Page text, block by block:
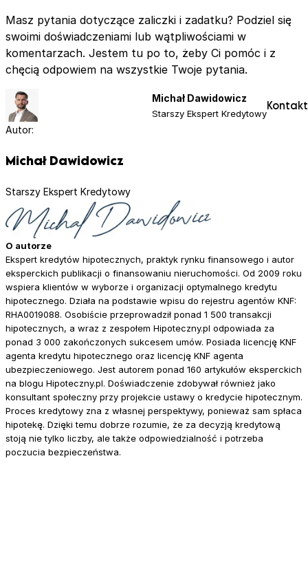
Masz pytania dotyczące zaliczki i zadatku? Podziel się
swoimi doświadczeniami lub wątpliwościami w
komentarzach. Jestem tu po to, żeby Ci pomóc i z
chęcią odpowiem na wszystkie Twoje pytania.
Michał Dawidowicz
Starszy Ekspert Kredytowy
Kontakt
Autor:
Michał Dawidowicz
Starszy Ekspert Kredytowy
O autorze
Ekspert kredytów hipotecznych, praktyk rynku finansowego i autor
eksperckich publikacji o finansowaniu nieruchomości. Od 2009 roku
wspiera klientów w wyborze i organizacji optymalnego kredytu
hipotecznego. Działa na podstawie wpisu do rejestru agentów KNF:
RHA0019088. Osobiście przeprowadził ponad 1 500 transakcji
hipotecznych, a wraz z zespołem Hipoteczny.pl odpowiada za
ponad 3 000 zakończonych sukcesem umów. Posiada licencję KNF
agenta kredytu hipotecznego oraz licencję KNF agenta
ubezpieczeniowego. Jest autorem ponad 160 artykułów eksperckich
na blogu Hipoteczny.pl. Doświadczenie zdobywał również jako
konsultant społeczny przy projekcie ustawy o kredycie hipotecznym.
Proces kredytowy zna z własnej perspektywy, ponieważ sam spłaca
hipotekę. Dzięki temu dobrze rozumie, że za decyzją kredytową
stoją nie tylko liczby, ale także odpowiedzialność i potrzeba
poczucia bezpieczeństwa.